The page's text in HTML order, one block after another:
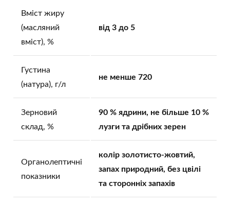
Вміст жиру
(масляний
вміст), %
від 3 до 5
Густина
(натура), г/л
не менше 720
Зерновий
склад, %
90 % ядрини, не більше 10 %
лузги та дрібних зерен
Органолептичні
показники
колір золотисто‑жовтий,
запах природний, без цвілі
та сторонніх запахів